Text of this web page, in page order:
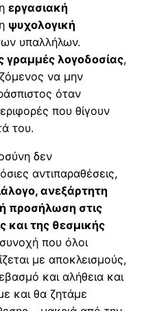
εργασιακή
ψυχολογική
υπαλλήλων.
γραμμές λογοδοσίας,
να μην
όταν
που θίγουν
του.
δεν
αντιπαραθέσεις,
ανεξάρτητη
προσήλωση στις
και της θεσμικής
που όλοι
με αποκλεισμούς,
και αλήθεια και
και θα ζητάμε